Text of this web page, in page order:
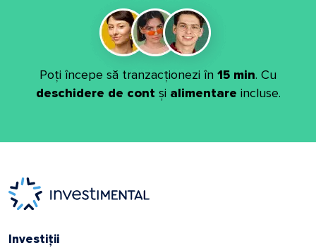
Poți începe să tranzacționezi în 15 min. Cu
deschidere de cont și alimentare incluse.
Investiții